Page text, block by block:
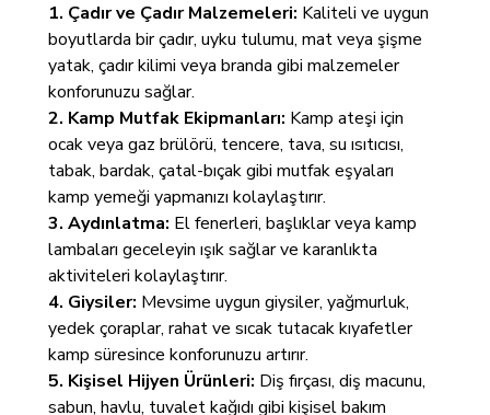
1. Çadır ve Çadır Malzemeleri: Kaliteli ve uygun
boyutlarda bir çadır, uyku tulumu, mat veya şişme
yatak, çadır kilimi veya branda gibi malzemeler
konforunuzu sağlar.
2. Kamp Mutfak Ekipmanları: Kamp ateşi için
ocak veya gaz brülörü, tencere, tava, su ısıtıcısı,
tabak, bardak, çatal-bıçak gibi mutfak eşyaları
kamp yemeği yapmanızı kolaylaştırır.
3. Aydınlatma: El fenerleri, başlıklar veya kamp
lambaları geceleyin ışık sağlar ve karanlıkta
aktiviteleri kolaylaştırır.
4. Giysiler: Mevsime uygun giysiler, yağmurluk,
yedek çoraplar, rahat ve sıcak tutacak kıyafetler
kamp süresince konforunuzu artırır.
5. Kişisel Hijyen Ürünleri: Diş fırçası, diş macunu,
sabun, havlu, tuvalet kağıdı gibi kişisel bakım